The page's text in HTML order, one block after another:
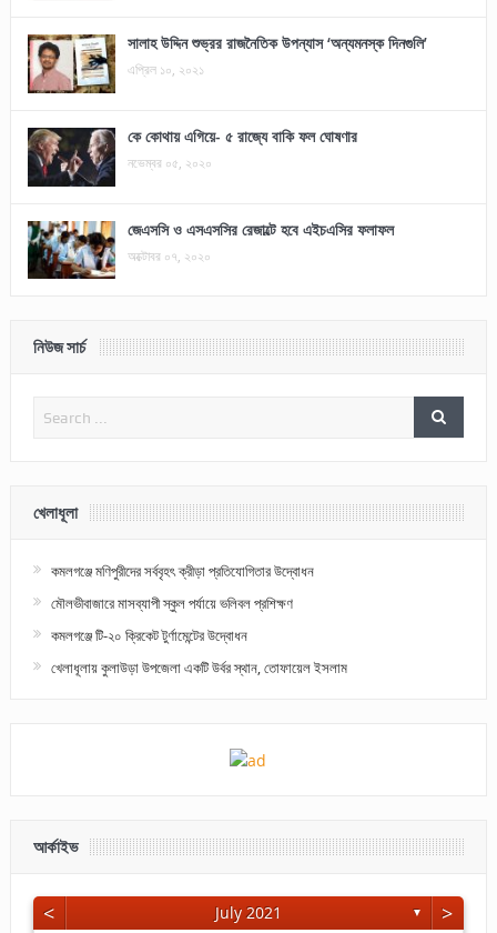
সালাহ উদ্দিন শুভ্রর রাজনৈতিক উপন্যাস ‘অন্যমনস্ক দিনগুলি’
এপ্রিল ১০, ২০২১
কে কোথায় এগিয়ে- ৫ রাজ্যে বাকি ফল ঘোষণার
নভেম্বর ০৫, ২০২০
জেএসসি ও এসএসসির রেজাল্টে হবে এইচএসির ফলাফল
অক্টোবর ০৭, ২০২০
নিউজ সার্চ
খেলাধূলা
কমলগঞ্জে মণিপুরীদের সর্ববৃহৎ ক্রীড়া প্রতিযোগিতার উদ্বোধন
মৌলভীবাজারে মাসব্যাপী স্কুল পর্যায়ে ভলিবল প্রশিক্ষণ
কমলগঞ্জে টি-২০ ক্রিকেট টুর্ণামেন্টের উদ্বোধন
খেলাধূলায় কুলাউড়া উপজেলা একটি উর্বর স্থান, তোফায়েল ইসলাম
আর্কাইভ
< July 2021 ▼ >